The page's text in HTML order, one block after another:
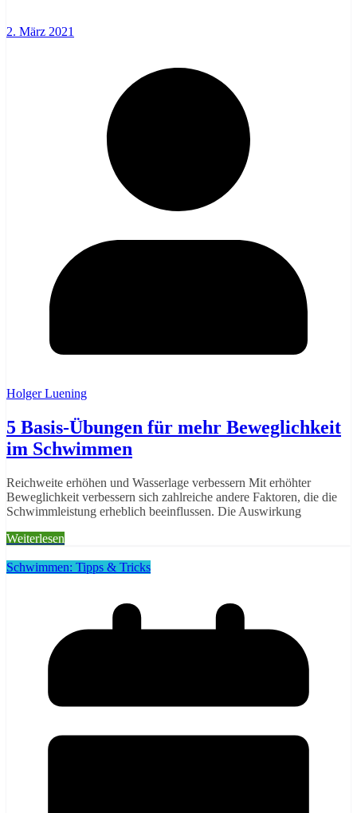
2. März 2021
Holger Luening
5 Basis-Übungen für mehr Beweglichkeit
im Schwimmen
Reichweite erhöhen und Wasserlage verbessern Mit erhöhter
Beweglichkeit verbessern sich zahlreiche andere Faktoren, die die
Schwimmleistung erheblich beeinflussen. Die Auswirkung
Weiterlesen
Schwimmen: Tipps & Tricks